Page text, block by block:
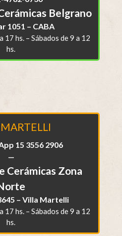
Belgrano
1051 – CABA
17 hs. – Sábados de 9 a 12
hs.
15 3556 2906
—
Cerámicas Zona
– Villa Martelli
17 hs. – Sábados de 9 a 12
hs.